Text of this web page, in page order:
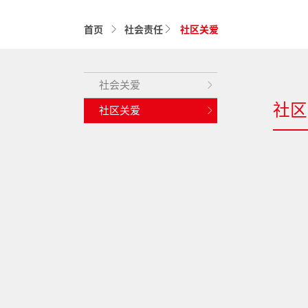
首页 社会责任 社区关爱
社会关爱
社区关爱
社